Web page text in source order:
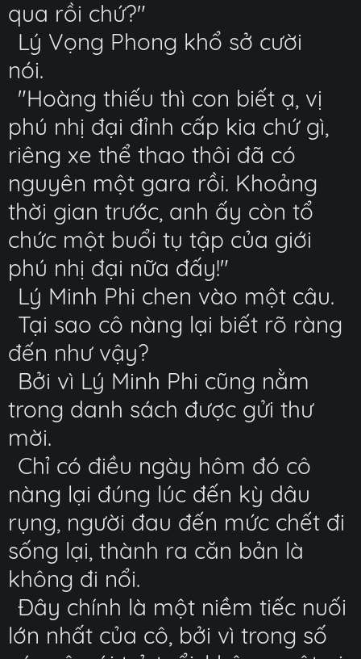
qua rồi chứ?"
Lý Vọng Phong khổ sở cười
nói.
"Hoàng thiếu thì con biết ạ, vị
phú nhị đại đỉnh cấp kia chứ gì,
riêng xe thể thao thôi đã có
nguyên một gara rồi. Khoảng
thời gian trước, anh ấy còn tổ
chức một buổi tụ tập của giới
phú nhị đại nữa đấy!"
Lý Minh Phi chen vào một câu.
Tại sao cô nàng lại biết rõ ràng
đến như vậy?
Bởi vì Lý Minh Phi cũng nằm
trong danh sách được gửi thư
mời.
Chỉ có điều ngày hôm đó cô
nàng lại đúng lúc đến kỳ dâu
rụng, người đau đến mức chết đi
sống lại, thành ra căn bản là
không đi nổi.
Đây chính là một niềm tiếc nuối
lớn nhất của cô, bởi vì trong số